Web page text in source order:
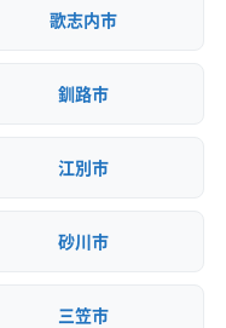
歌志内市
釧路市
江別市
砂川市
三笠市